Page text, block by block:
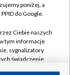
poniżej, a
do Google.
Ciebie naszych
tym informacje
sygnalizatory
świadczenie